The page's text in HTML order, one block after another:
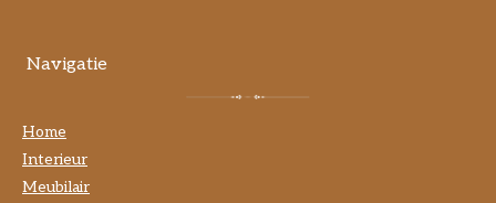
Navigatie
Home
Interieur
Meubilair